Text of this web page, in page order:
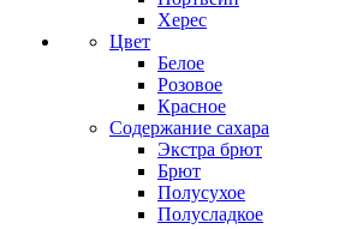
Херес
Цвет
Белое
Розовое
Красное
Содержание сахара
Экстра брют
Брют
Полусухое
Полусладкое